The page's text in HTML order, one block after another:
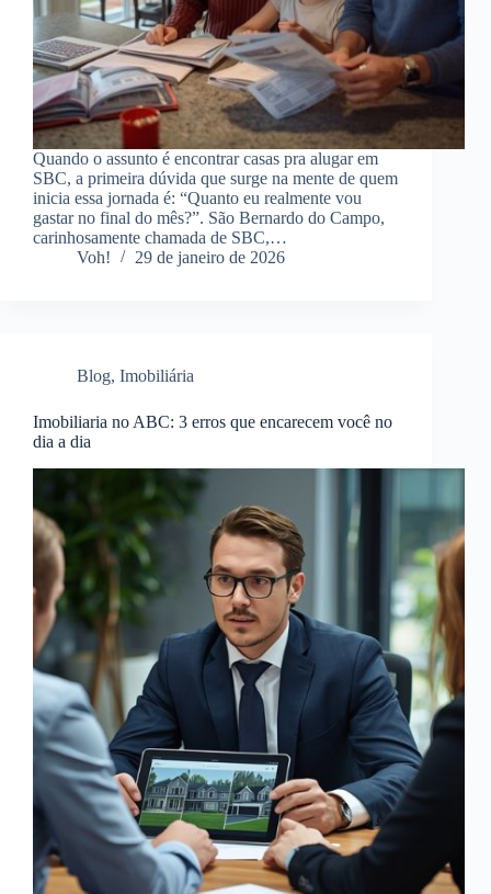
Quando o assunto é encontrar casas pra alugar em
SBC, a primeira dúvida que surge na mente de quem
inicia essa jornada é: “Quanto eu realmente vou
gastar no final do mês?”. São Bernardo do Campo,
carinhosamente chamada de SBC,…
Voh!
29 de janeiro de 2026
Blog, Imobiliária
Imobiliaria no ABC: 3 erros que encarecem você no
dia a dia